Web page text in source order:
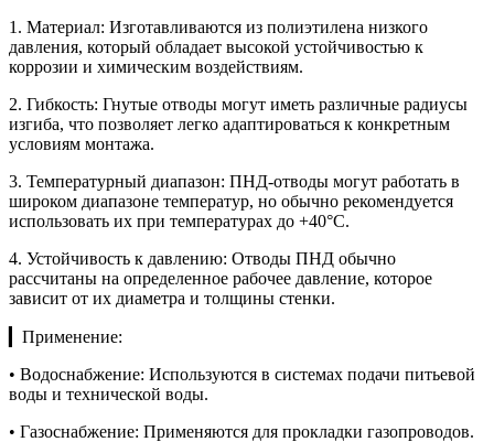
1. Материал: Изготавливаются из полиэтилена низкого
давления, который обладает высокой устойчивостью к
коррозии и химическим воздействиям.
2. Гибкость: Гнутые отводы могут иметь различные радиусы
изгиба, что позволяет легко адаптироваться к конкретным
условиям монтажа.
3. Температурный диапазон: ПНД-отводы могут работать в
широком диапазоне температур, но обычно рекомендуется
использовать их при температурах до +40°C.
4. Устойчивость к давлению: Отводы ПНД обычно
рассчитаны на определенное рабочее давление, которое
зависит от их диаметра и толщины стенки.
▎Применение:
• Водоснабжение: Используются в системах подачи питьевой
воды и технической воды.
• Газоснабжение: Применяются для прокладки газопроводов.